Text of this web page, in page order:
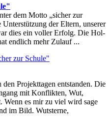
dem Motto „sicher zur
der Eltern, unserer
dies ein voller Erfolg. Die Hol-
endlich mehr Zulauf ...
zur Schule"
Projekttagen entstanden. Die
mit Konflikten, Wut,
Wenn es mir zu viel wird sage
im Bild. Wutsterne,